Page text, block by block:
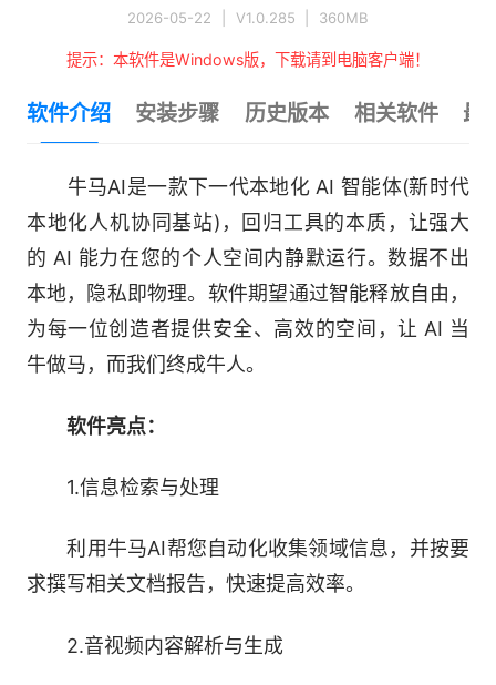
2026-05-22 V1.0.285 360MB
提示：本软件是Windows版，下载请到电脑客户端！
软件介绍 安装步骤 历史版本 相关软件 最
牛马AI是一款下一代本地化 AI 智能体(新时代
本地化人机协同基站)，回归工具的本质，让强大
的 AI 能力在您的个人空间内静默运行。数据不出
本地，隐私即物理。软件期望通过智能释放自由，
为每一位创造者提供安全、高效的空间，让 AI 当
牛做马，而我们终成牛人。
软件亮点：
1.信息检索与处理
利用牛马AI帮您自动化收集领域信息，并按要
求撰写相关文档报告，快速提高效率。
2.音视频内容解析与生成